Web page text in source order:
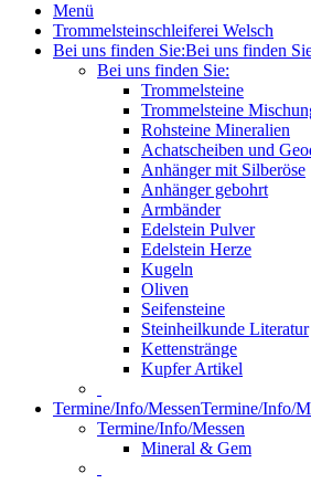
Menü
Trommelsteinschleiferei Welsch
Bei uns finden Sie:Bei uns finden
Bei uns finden Sie:
Trommelsteine
Trommelsteine
Rohsteine Mineralien
Achatscheiben und
Anhänger mit Silberöse
Anhänger gebohrt
Armbänder
Edelstein Pulver
Edelstein Herze
Kugeln
Oliven
Seifensteine
Steinheilkunde Literatur
Kettenstränge
Kupfer Artikel
Termine/Info/MessenTermine/Info/
Termine/Info/Messen
Mineral & Gem